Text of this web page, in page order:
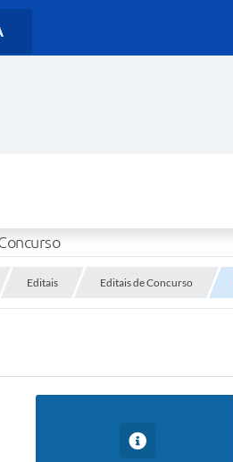
Editais Editais de Concurso